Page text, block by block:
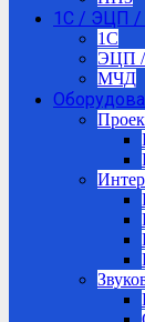
1С / ЭЦП
1C
ЭЦП /
МЧД